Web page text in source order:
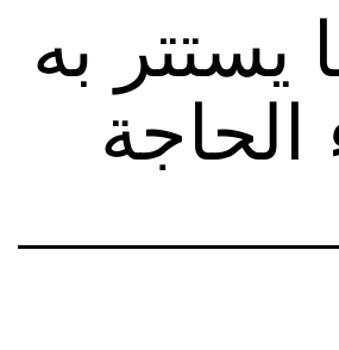
يستتر به
الحاجة